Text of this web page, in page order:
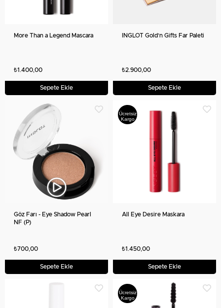
More Than a Legend Mascara
₺1.400,00
Sepete Ekle
INGLOT Gold’n Gifts Far Paleti
₺2.900,00
Sepete Ekle
Göz Farı - Eye Shadow Pearl
NF (P)
₺700,00
Sepete Ekle
Ücretsiz
Kargo
All Eye Desire Maskara
₺1.450,00
Sepete Ekle
Ücretsiz
Kargo